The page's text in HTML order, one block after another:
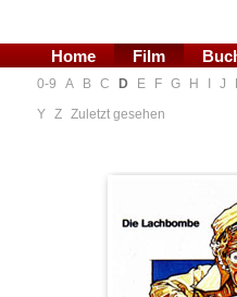
Home Film
0-9 A B C D E F G H J
Y Z Zuletzt gesehen